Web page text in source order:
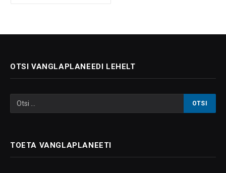
OTSI VANGLAPLANEEDI LEHELT
TOETA VANGLAPLANEETI